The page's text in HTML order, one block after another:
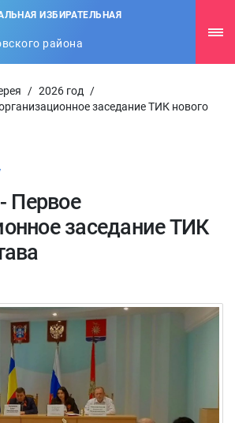
ИЗБИРАТЕЛЬНАЯ
района
/ 2026 год
/
заседание ТИК нового
Первое
заседание ТИК